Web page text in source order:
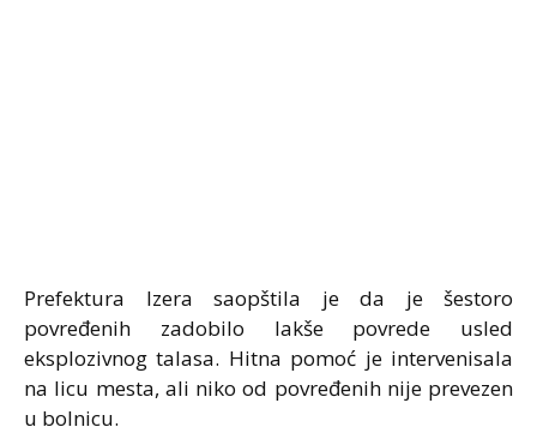
Prefektura Izera saopštila je da je šestoro
povređenih zadobilo lakše povrede usled
eksplozivnog talasa. Hitna pomoć je intervenisala
na licu mesta, ali niko od povređenih nije prevezen
u bolnicu.